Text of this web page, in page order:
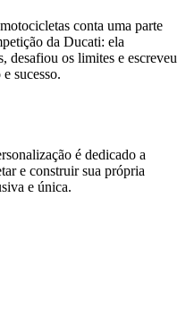
conta uma parte
da Ducati: ela
desafiou os limites e escreveu
sucesso.
é dedicado a
e construir sua própria
e única.